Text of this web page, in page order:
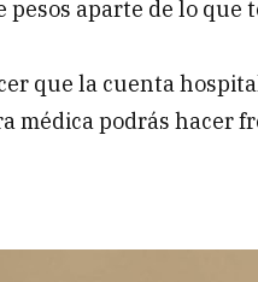
aparte de lo que
que la cuenta
médica podrás hacer